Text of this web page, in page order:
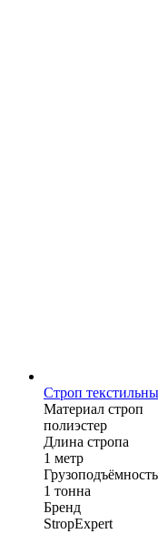
Строп
Материал строп
полиэстер
Длина стропа
1 метр
Грузоподъёмность
1 тонна
Бренд
StropExpert